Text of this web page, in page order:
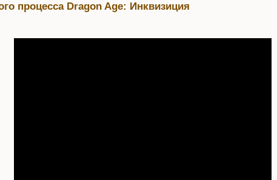
процесса Dragon Age: Инквизиция